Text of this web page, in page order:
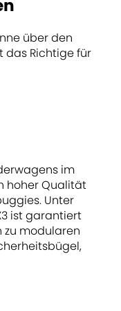
über den
das Richtige für
im
hoher Qualität
Unter
ist garantiert
zu modularen